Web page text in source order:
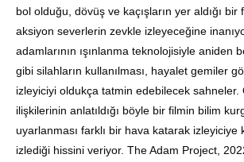
bol olduğu, dövüş ve kaçışların yer aldığı bir
aksiyon severlerin zevkle izleyeceğine
adamlarının ışınlanma teknolojisiyle aniden
gibi silahların kullanılması, hayalet gemiler
izleyiciyi oldukça tatmin edebilecek sahneler.
ilişkilerinin anlatıldığı böyle bir filmin bilim
uyarlanması farklı bir hava katarak izleyiciye
izlediği hissini veriyor. The Adam Project,